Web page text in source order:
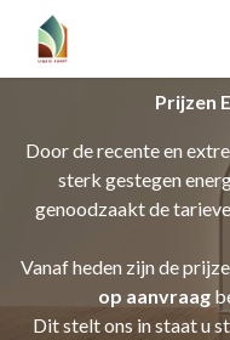
Prijzen
Door de recente en
sterk gestegen
genoodzaakt de
Vanaf heden zijn de
op aanvraag
Dit stelt ons in staat u